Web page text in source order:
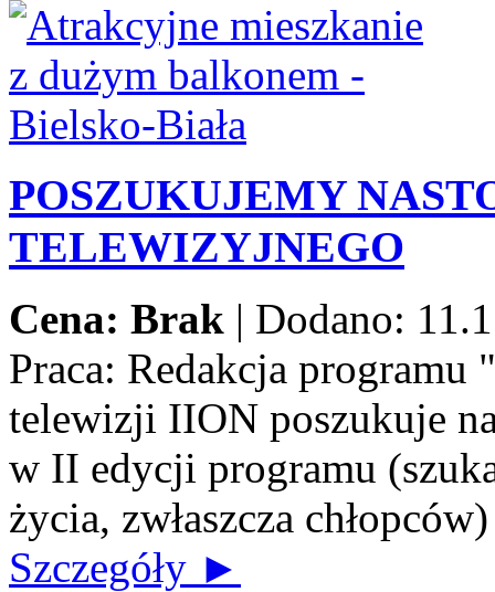
POSZUKUJEMY
TELEWIZYJNEGO
Cena: Brak | Dodano:
Praca: Redakcja programu
telewizji IION poszukuje
w II edycji programu
życia, zwłaszcza
Szczegóły ►